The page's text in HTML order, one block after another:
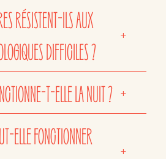
RÉSISTENT-ILS AUX
DIFFICILES ?
+
T-ELLE LA NUIT ? +
ELLE FONCTIONNER
+